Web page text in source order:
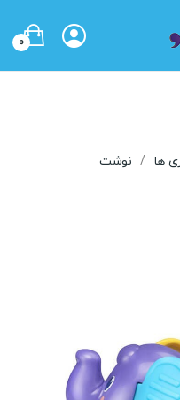
0
ها
نوشت